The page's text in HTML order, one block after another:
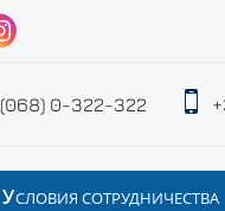
0-322-322
УСЛОВИЯ СОТРУДНИЧЕСТВА